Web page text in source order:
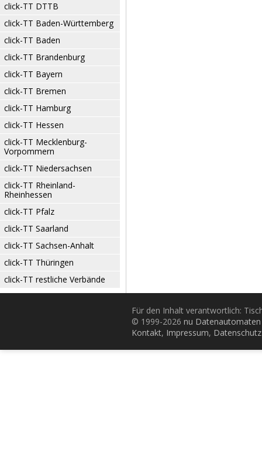
click-TT DTTB
click-TT Baden-Württemberg
click-TT Baden
click-TT Brandenburg
click-TT Bayern
click-TT Bremen
click-TT Hamburg
click-TT Hessen
click-TT Mecklenburg-
Vorpommern
click-TT Niedersachsen
click-TT Rheinland-
Rheinhessen
click-TT Pfalz
click-TT Saarland
click-TT Sachsen-Anhalt
click-TT Thüringen
click-TT restliche Verbände
Für den Inhalt verantwortlich:
© 1999-2026 nu
Kontakt, Impressum, Datenschutz